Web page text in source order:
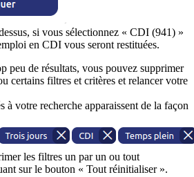
si vous sélectionnez « CDI (941) »
en CDI vous seront restituées.
peu de résultats, vous pouvez supprimer
certains filtres et critères et relancer votre
à votre recherche apparaissent de la façon
les filtres un par un ou tout
sur le bouton « Tout réinitialiser ».